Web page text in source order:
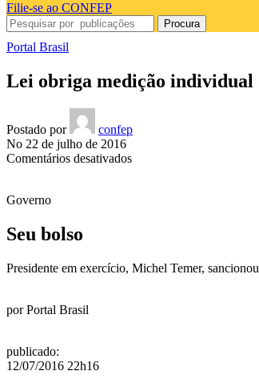
Filie-se ao CONFEP
Procura
Portal Brasil
Lei obriga medição individual
Postado por
confep
No 22 de julho de 2016
Comentários desativadosem
condomínios
Governo
Seu bolso
Presidente em exercício, Michel Temer,
porPortal Brasil
publicado:
12/07/2016 22h16